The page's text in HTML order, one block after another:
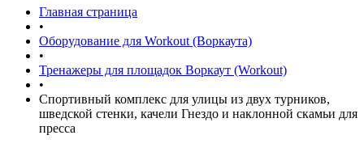
Главная страница
•
Оборудование для Workout (Воркаута)
•
Тренажеры для площадок Воркаут (Workout)
•
Спортивный комплекс для улицы из двух турников,
шведской стенки, качели Гнездо и наклонной скамьи для
пресса